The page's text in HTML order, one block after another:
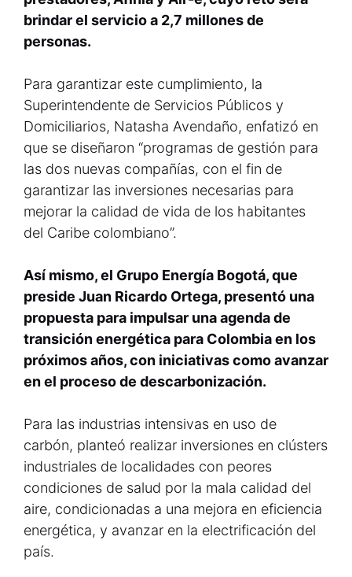
brindar el servicio a 2,7 millones de
personas.
Para garantizar este cumplimiento, la
Superintendente de Servicios Públicos y
Domiciliarios, Natasha Avendaño, enfatizó en
que se diseñaron “programas de gestión para
las dos nuevas compañías, con el fin de
garantizar las inversiones necesarias para
mejorar la calidad de vida de los habitantes
del Caribe colombiano”.
Así mismo, el Grupo Energía Bogotá, que
preside Juan Ricardo Ortega, presentó una
propuesta para impulsar una agenda de
transición energética para Colombia en los
próximos años, con iniciativas como avanzar
en el proceso de descarbonización.
Para las industrias intensivas en uso de
carbón, planteó realizar inversiones en clústers
industriales de localidades con peores
condiciones de salud por la mala calidad del
aire, condicionadas a una mejora en eficiencia
energética, y avanzar en la electrificación del
país.